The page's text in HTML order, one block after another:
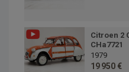
Citroen 2
CHa7721
1979
19 950 €